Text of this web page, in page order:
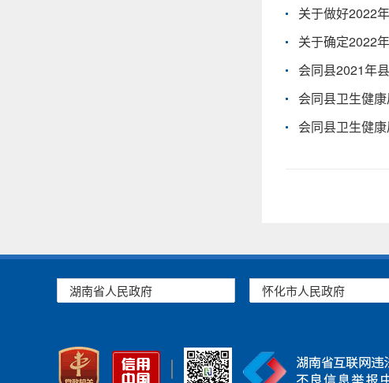
关于做好2022
关于确定2022
会同县2021年
会同县卫生健康
会同县卫生健
湖南省人民政府 怀化市人民政府